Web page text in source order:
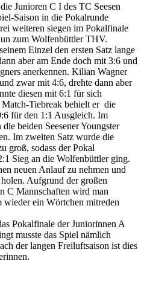
Junioren C I des TC Seesen
Saison in die Pokalrunde
weiteren siegen im Pokalfinale
zum Wolfenbüttler THV.
Einzel den ersten Satz lange
aber am Ende doch mit 3:6 und
anerkennen. Kilian Wagner
zwar mit 4:6, drehte dann aber
diesen mit 6:1 für sich
Match-Tiebreak behielt er die
für den 1:1 Ausgleich. Im
beiden Seesener Youngster
Im zweiten Satz wurde die
groß, sodass der Pokal
Sieg an die Wolfenbüttler ging.
neuen Anlauf zu nehmen und
Aufgrund der großen
C Mannschaften wird man
wieder ein Wörtchen mitreden
Pokalfinale der Juniorinnen A
musste das Spiel nämlich
der langen Freiluftsaison ist dies